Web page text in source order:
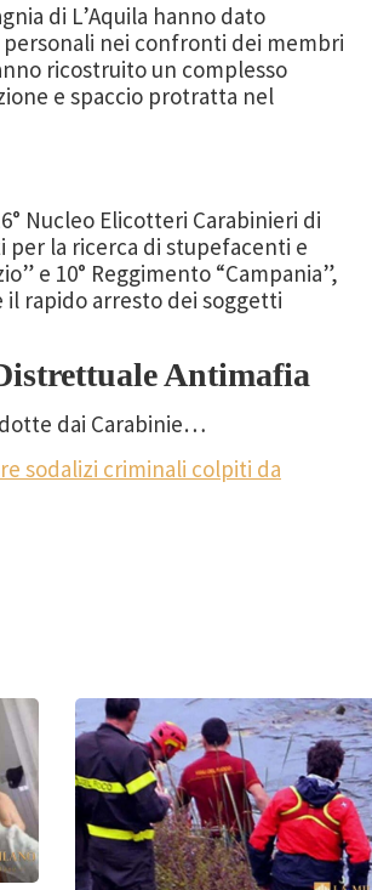
di L’Aquila hanno dato
personali nei confronti dei membri
ricostruito un complesso
e spaccio protratta nel
Nucleo Elicotteri Carabinieri di
per la ricerca di stupefacenti e
e 10° Reggimento “Campania”,
rapido arresto dei soggetti
Antimafia
dai Carabinie…
sodalizi criminali colpiti da